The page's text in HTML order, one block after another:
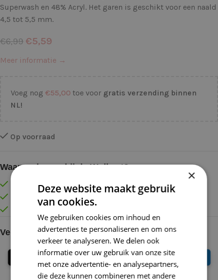
Superwash en 48% Acryl. Het garen is geschikt voor een naald
4,5 tot 5,5 mm.
€6,99 €5,59
Meer informatie →
Voeg nog €55,00 toe voor gratis verzending binnen
NL!
Op voorraad
Waarom kopen bij de Wolkast?
Lage verzendkosten vanaf € 4,99 binnen NL
Gratis verzonden vanaf €55,-
Veilig online betalen
×
Deze website maakt gebruik
van cookies.
We gebruiken cookies om inhoud en
advertenties te personaliseren en om ons
verkeer te analyseren. We delen ook
informatie over uw gebruik van onze site
met onze advertentie- en analysepartners,
die deze kunnen combineren met andere